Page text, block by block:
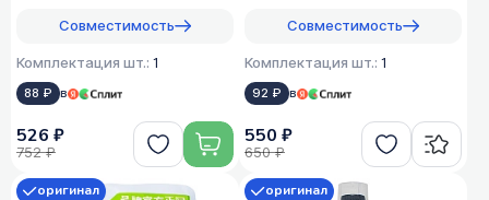
Совместимость
Комплектация шт.: 1
88 ₽ в
526 ₽
752 ₽
Совместимость
Комплектация шт.: 1
92 ₽ в
550 ₽
650 ₽
оригинал оригинал